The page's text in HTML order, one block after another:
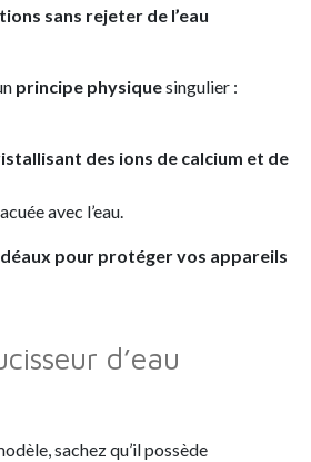
sans rejeter de l’eau
principe physiquesingulier :
des ions de calcium et de
avec l’eau.
pour protéger vos appareils
d’eau
sachez qu’il possède